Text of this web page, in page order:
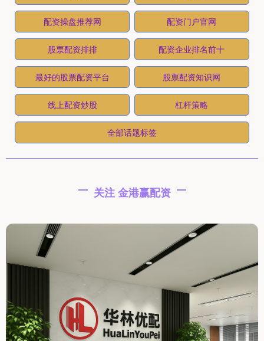
配资操盘推荐网 配资门户官网
股票配资排排 配资企业排名前十
最好的股票配资平台 股票配资知识网
线上配资炒股 杠杆策略
全部话题标签
关注 金港赢配资